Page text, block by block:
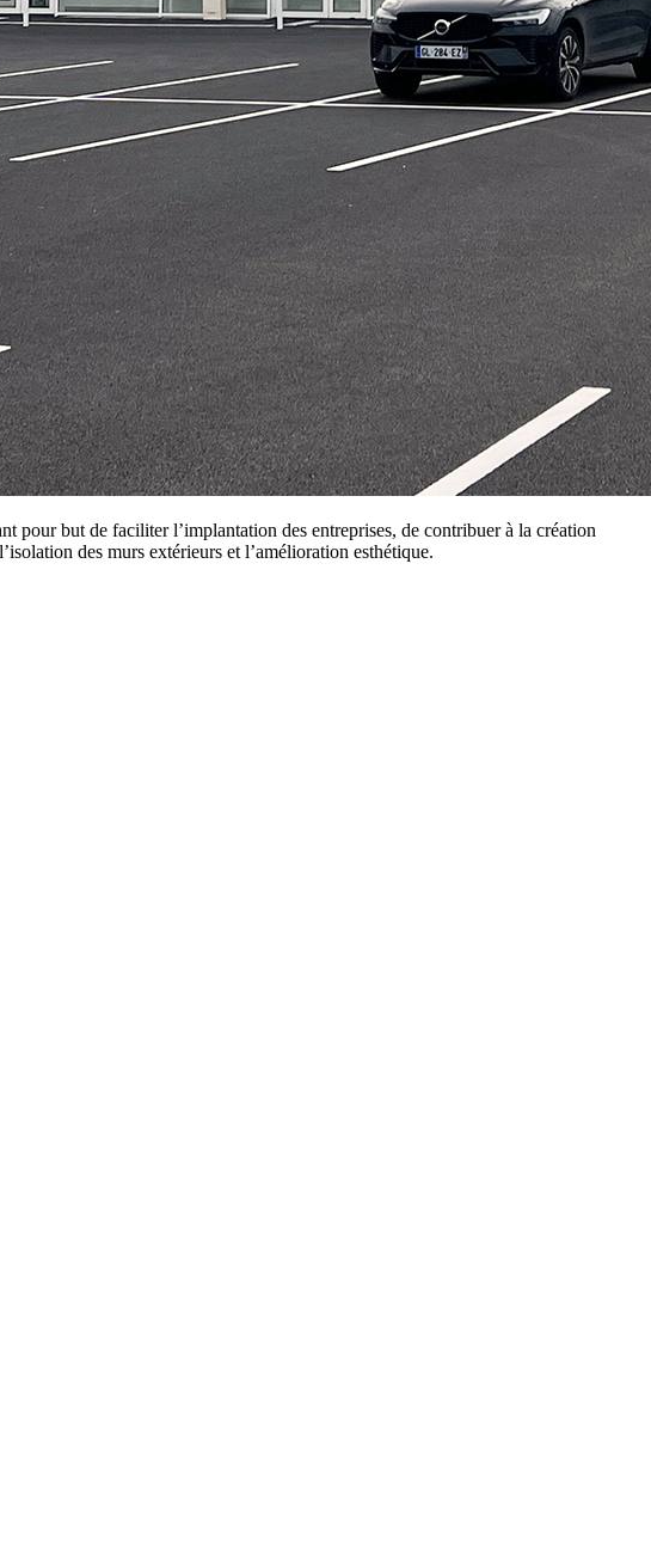
pour but de faciliter l’implantation des entreprises, de contribuer à la création
des murs extérieurs et l’amélioration esthétique.